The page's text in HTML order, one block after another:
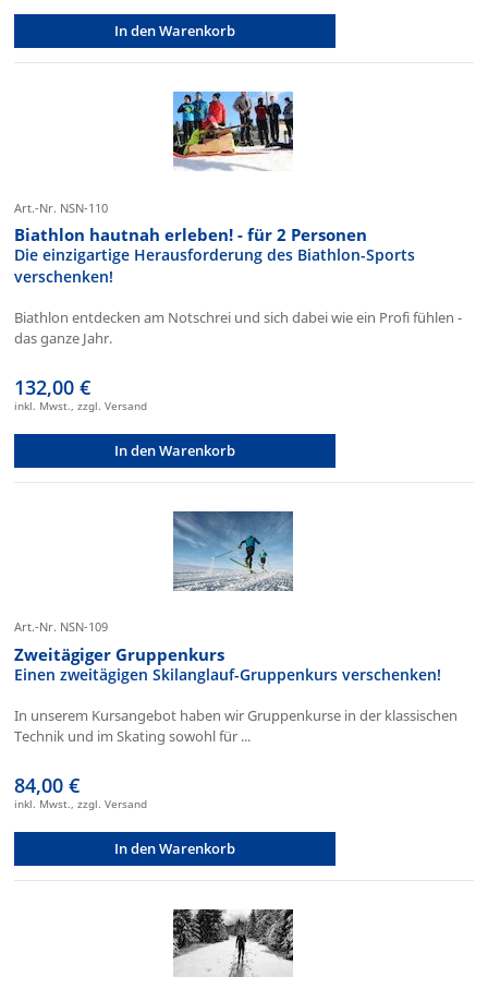
In den Warenkorb
Art.-Nr. NSN-110
Biathlon hautnah erleben! - für 2 Personen
Die einzigartige Herausforderung des Biathlon-Sports
verschenken!
Biathlon entdecken am Notschrei und sich dabei wie ein Profi fühlen -
das ganze Jahr.
132,00 €
inkl. Mwst., zzgl. Versand
In den Warenkorb
Art.-Nr. NSN-109
Zweitägiger Gruppenkurs
Einen zweitägigen Skilanglauf-Gruppenkurs verschenken!
In unserem Kursangebot haben wir Gruppenkurse in der klassischen
Technik und im Skating sowohl für ...
84,00 €
inkl. Mwst., zzgl. Versand
In den Warenkorb